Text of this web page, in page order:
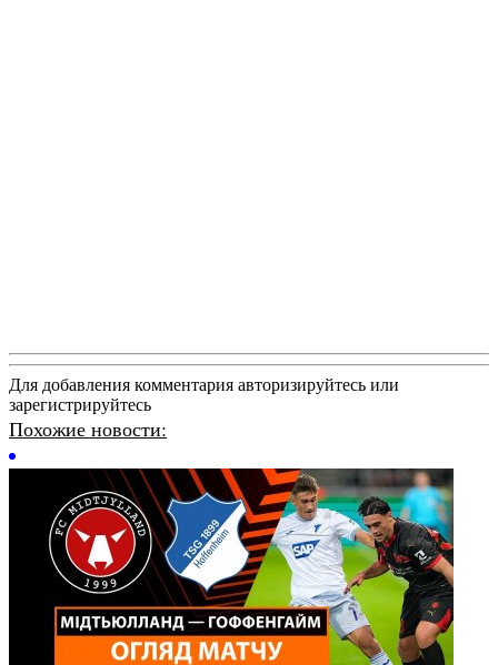
Для добавления комментария авторизируйтесь или
зарегистрируйтесь
Похожие новости: